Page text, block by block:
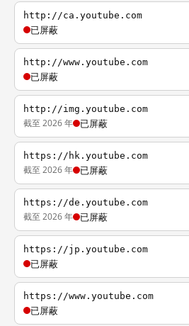
http://ca.youtube.com
已屏蔽
http://www.youtube.com
已屏蔽
http://img.youtube.com
截至 2026 年 已屏蔽
https://hk.youtube.com
截至 2026 年 已屏蔽
https://de.youtube.com
截至 2026 年 已屏蔽
https://jp.youtube.com
已屏蔽
https://www.youtube.com
已屏蔽